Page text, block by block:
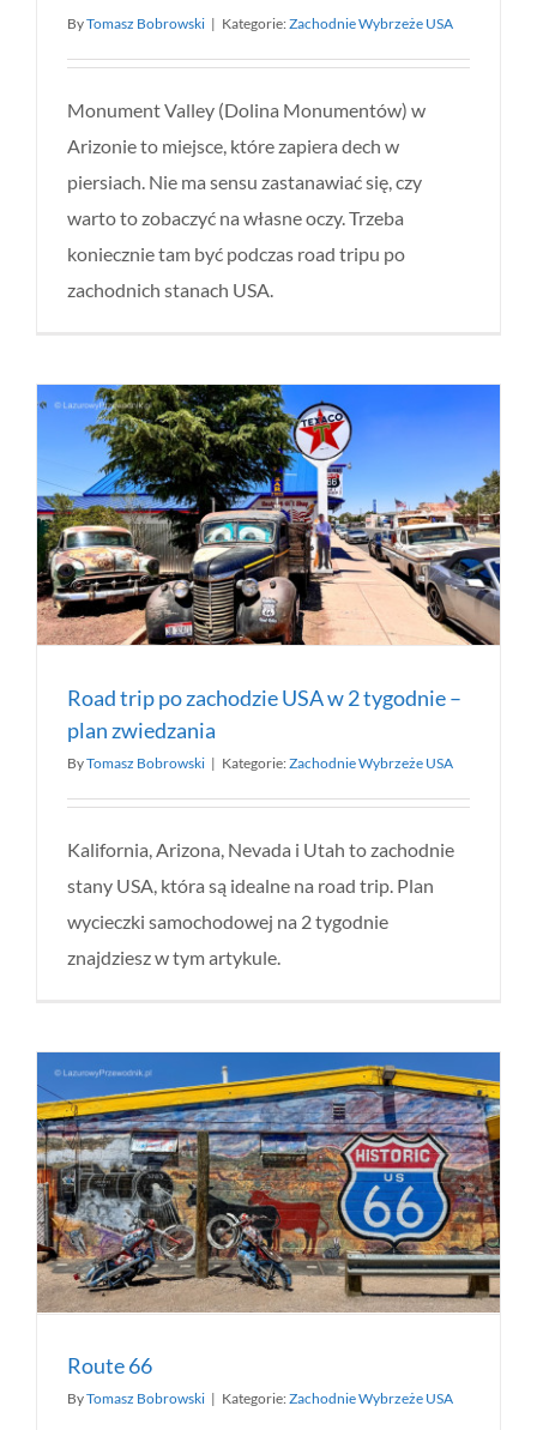
ByTomasz Bobrowski | Kategorie:Zachodnie Wybrzeże USA
Monument Valley (Dolina Monumentów) w
Arizonie to miejsce, które zapiera dech w
piersiach. Nie ma sensu zastanawiać się, czy
warto to zobaczyć na własne oczy. Trzeba
koniecznie tam być podczas road tripu po
zachodnich stanach USA.
Road trip po zachodzie USA w 2 tygodnie –
plan zwiedzania
ByTomasz Bobrowski | Kategorie:Zachodnie Wybrzeże USA
Kalifornia, Arizona, Nevada i Utah to zachodnie
stany USA, która są idealne na road trip. Plan
wycieczki samochodowej na 2 tygodnie
znajdziesz w tym artykule.
Route 66
ByTomasz Bobrowski | Kategorie:Zachodnie Wybrzeże USA